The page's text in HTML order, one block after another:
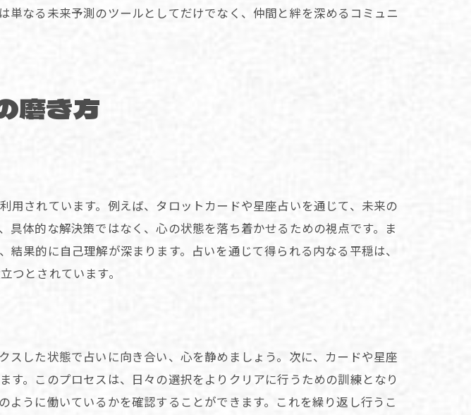
ン維持に組み込む
占いのヒント
のチャンス
る占いの活用法
引き出し方
を探る
なる未来予測のツールとしてだけでなく、仲間と絆を深めるコミュニ
磨き方
されています。例えば、タロットカードや星座占いを通じて、未来の
体的な解決策ではなく、心の状態を落ち着かせるための視点です。ま
果的に自己理解が深まります。占いを通じて得られる内なる平穏は、
つとされています。
した状態で占いに向き合い、心を静めましょう。次に、カードや星座
。このプロセスは、日々の選択をよりクリアに行うための訓練となり
うに働いているかを確認することができます。これを繰り返し行うこ